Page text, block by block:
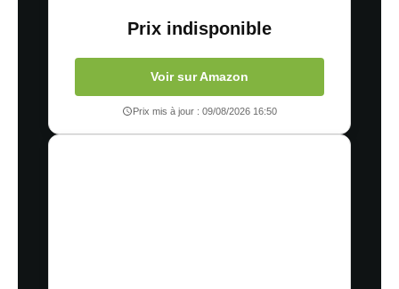
Prix indisponible
Voir sur Amazon
Prix mis à jour : 09/08/2026 16:50